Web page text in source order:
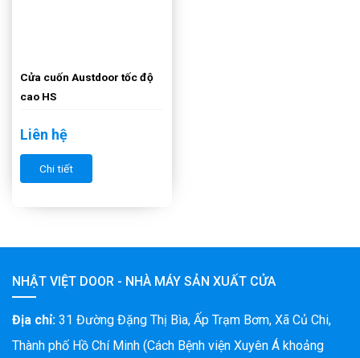
Cửa cuốn Austdoor tốc độ
cao HS
Liên hệ
Chi tiết
NHẬT VIỆT DOOR - NHÀ MÁY SẢN XUẤT CỬA
Địa chỉ: 31 Đường Đặng Thị Bìa, Ấp Trạm Bơm, Xã Củ Chi,
Thành phố Hồ Chí Minh (Cách Bệnh viện Xuyên Á khoảng